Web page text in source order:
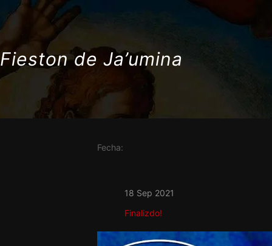
Fieston de Ja’umina
Fecha:
18 Sep 2021
Finalizdo!